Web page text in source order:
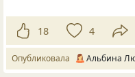
18 4
Опубликовала Альбина